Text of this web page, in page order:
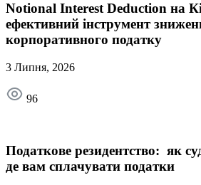
Notional Interest Deduction на
ефективний інструмент
корпоративного податку
3 Липня, 2026
96
Податкове резидентство: як
де вам сплачувати податки